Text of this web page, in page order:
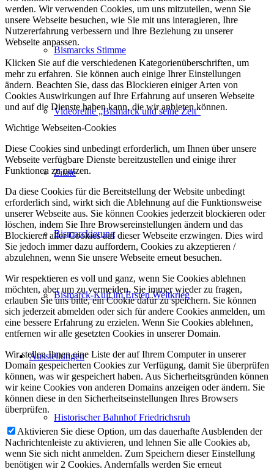
Bismarcks Stimme
Videoreihe „Bismarck und seine Zeit“
Zitate
Bismarckierung
Bismarck-Kult im Ersten Weltkrieg
Ausstellungen
Historischer Bahnhof Friedrichsruh
werden. Wir verwenden Cookies, um uns mitzuteilen, wenn Sie
unsere Webseite besuchen, wie Sie mit uns interagieren, Ihre
Nutzererfahrung verbessern und Ihre Beziehung zu unserer
Webseite anpassen.
Klicken Sie auf die verschiedenen Kategorienüberschriften, um
mehr zu erfahren. Sie können auch einige Ihrer Einstellungen
ändern. Beachten Sie, dass das Blockieren einiger Arten von
Cookies Auswirkungen auf Ihre Erfahrung auf unseren Webseite
und auf die Dienste haben kann, die wir anbieten können.
Wichtige Webseiten-Cookies
Diese Cookies sind unbedingt erforderlich, um Ihnen über unsere
Webseite verfügbare Dienste bereitzustellen und einige ihrer
Funktionen zu nutzen.
Da diese Cookies für die Bereitstellung der Website unbedingt
erforderlich sind, wirkt sich die Ablehnung auf die Funktionsweise
unserer Webseite aus. Sie können Cookies jederzeit blockieren oder
löschen, indem Sie Ihre Browsereinstellungen ändern und das
Blockieren aller Cookies auf dieser Webseite erzwingen. Dies wird
Sie jedoch immer dazu auffordern, Cookies zu akzeptieren /
abzulehnen, wenn Sie unsere Webseite erneut besuchen.
Wir respektieren es voll und ganz, wenn Sie Cookies ablehnen
möchten, aber um zu vermeiden, Sie immer wieder zu fragen,
erlauben Sie uns bitte, ein Cookie dafür zu speichern. Sie können
sich jederzeit abmelden oder sich für andere Cookies anmelden, um
eine bessere Erfahrung zu erzielen. Wenn Sie Cookies ablehnen,
entfernen wir alle gesetzten Cookies in unserer Domain.
Wir stellen Ihnen eine Liste der auf Ihrem Computer in unserer
Domain gespeicherten Cookies zur Verfügung, damit Sie überprüfen
können, was wir gespeichert haben. Aus Sicherheitsgründen können
wir keine Cookies von anderen Domains anzeigen oder ändern. Sie
können diese in den Sicherheitseinstellungen Ihres Browsers
überprüfen.
Aktivieren Sie diese Option, um das dauerhafte Ausblenden der
Nachrichtenleiste zu aktivieren, und lehnen Sie alle Cookies ab,
wenn Sie sich nicht anmelden. Zum Speichern dieser Einstellung
benötigen wir 2 Cookies. Andernfalls werden Sie erneut